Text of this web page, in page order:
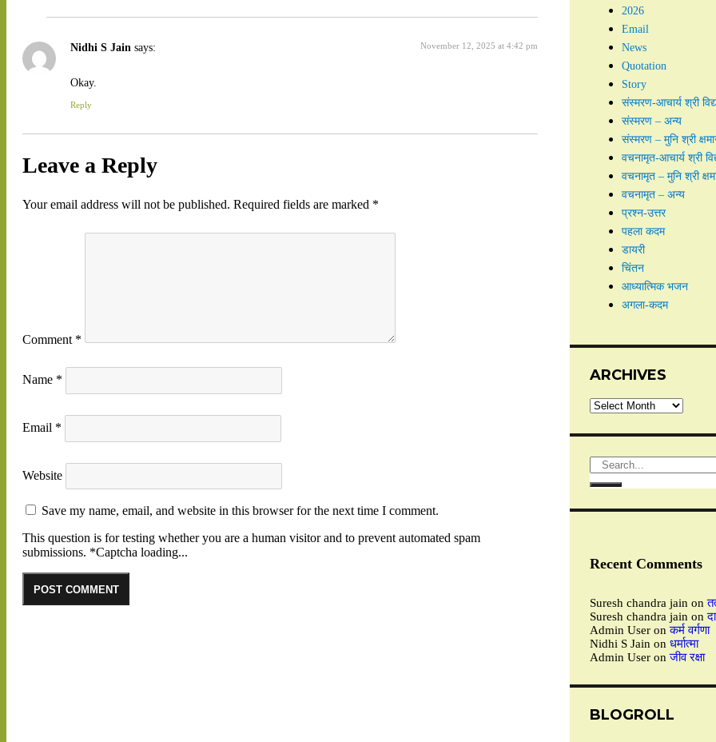
Nidhi S Jain says: November 12, 2025 at 4:42 pm
Okay.
Reply
Leave a Reply
Your email address will not be published. Required fields are marked *
Comment *
Name *
Email *
Website
Save my name, email, and website in this browser for the next time I comment.
This question is for testing whether you are a human visitor and to prevent automated spam
submissions. *Captcha loading...
2026
Email
News
Quotation
Story
संस्मरण-आचार्य श्री
संस्मरण – अन्य
संस्मरण – मुनि श्री
वचनामृत-आचार्य श्री
वचनामृत – मुनि श्री
वचनामृत – अन्य
प्रश्न-उत्तर
पहला कदम
डायरी
चिंतन
आध्यात्मिक भजन
अगला-कदम
ARCHIVES
Recent Comments
Suresh chandra jain on
Suresh chandra jain on
Admin Useronकर्म वर्गणा
Nidhi S Jain on धर्मात्मा
Admin Useronजीव रक्षा
BLOGROLL